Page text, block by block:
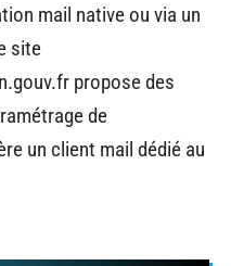
mail native ou via un
site
propose des
de
un client mail dédié au